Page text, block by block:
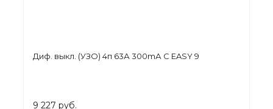
Диф. выкл. (УЗО) 4п 63А 300mА C EASY 9
9 227 руб.